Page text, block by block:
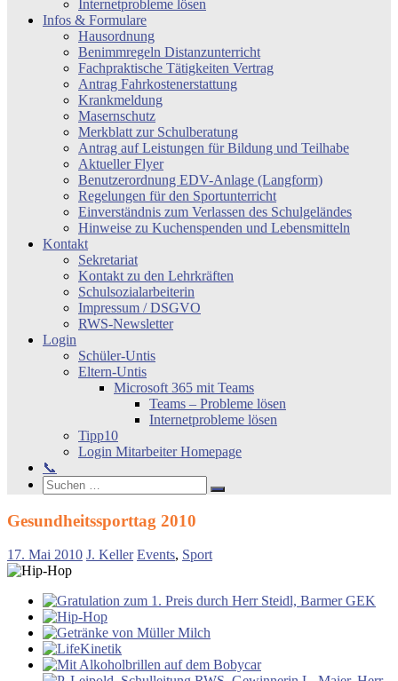
Internetprobleme lösen
Infos & Formulare
Hausordnung
Benimmregeln Distanzunterricht
Fachpraktische Tätigkeiten Vertrag
Antrag Fahrkostenerstattung
Krankmeldung
Masernschutz
Merkblatt zur Schulberatung
Antrag auf Leistungen für Bildung und Teilhabe
Aktueller Flyer
Benutzerordnung EDV-Anlage (Langform)
Regelungen für den Sportunterricht
Einverständnis zum Verlassen des Schulgeländes
Hinweise zu Kuchenspenden und Lebensmitteln
Kontakt
Sekretariat
Kontakt zu den Lehrkräften
Schulsozialarbeiterin
Impressum / DSGVO
RWS-Newsletter
Login
Schüler-Untis
Eltern-Untis
Microsoft 365 mit Teams
Teams – Probleme lösen
Internetprobleme lösen
Tipp10
Login Mitarbeiter Homepage
📞
Search
Suchen
nach:
Suchen
Gesundheitssporttag 2010
17. Mai 2010 J. Keller Events, Sport